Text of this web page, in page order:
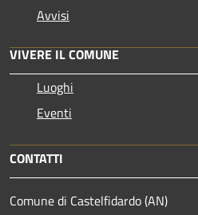
Avvisi
VIVERE IL COMUNE
Luoghi
Eventi
CONTATTI
Comune di Castelfidardo (AN)